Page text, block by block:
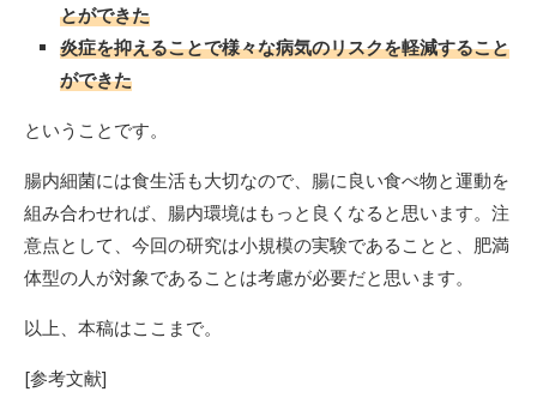
とができた
炎症を抑えることで様々な病気のリスクを軽減すること
ができた
ということです。
腸内細菌には食生活も大切なので、腸に良い食べ物と運動を
組み合わせれば、腸内環境はもっと良くなると思います。注
意点として、今回の研究は小規模の実験であることと、肥満
体型の人が対象であることは考慮が必要だと思います。
以上、本稿はここまで。
[参考文献]